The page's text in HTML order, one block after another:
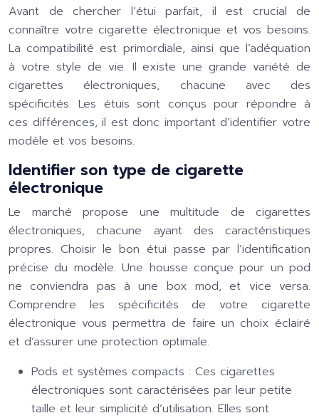
Avant de chercher l’étui parfait, il est crucial de
connaître votre cigarette électronique et vos besoins.
La compatibilité est primordiale, ainsi que l’adéquation
à votre style de vie. Il existe une grande variété de
cigarettes électroniques, chacune avec des
spécificités. Les étuis sont conçus pour répondre à
ces différences, il est donc important d’identifier votre
modèle et vos besoins.
Identifier son type de cigarette
électronique
Le marché propose une multitude de cigarettes
électroniques, chacune ayant des caractéristiques
propres. Choisir le bon étui passe par l’identification
précise du modèle. Une housse conçue pour un pod
ne conviendra pas à une box mod, et vice versa.
Comprendre les spécificités de votre cigarette
électronique vous permettra de faire un choix éclairé
et d’assurer une protection optimale.
Pods et systèmes compacts : Ces cigarettes
électroniques sont caractérisées par leur petite
taille et leur simplicité d’utilisation. Elles sont